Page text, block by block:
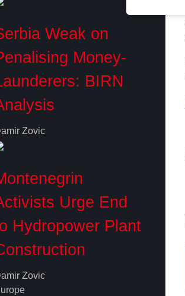
Weak on
Money-
BIRN
Zovic
Urge End
Hydropower Plant
Zovic